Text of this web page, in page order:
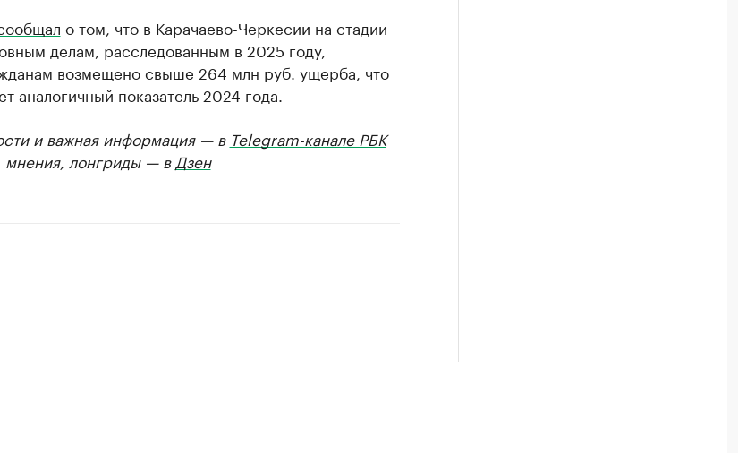
о том, что в Карачаево-Черкесии на стадии
делам, расследованным в 2025 году,
возмещено свыше 264 млн руб. ущерба, что
аналогичный показатель 2024 года.
и важная информация — в Telegram-канале РБК
мнения, лонгриды — в Дзен